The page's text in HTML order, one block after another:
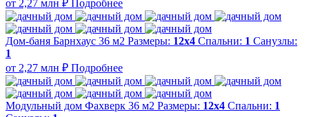
от 2,27 млн ₽ Подробнее
Дом-баня Барнхаус 36 м2 Размеры: 12х4 Спальни: 1 Санузлы:
1
от 2,27 млн ₽ Подробнее
Модульный дом Фахверк 36 м2 Размеры: 12х4 Спальни: 1